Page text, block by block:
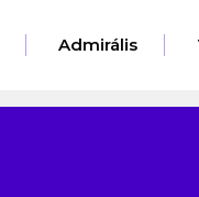
Admirális